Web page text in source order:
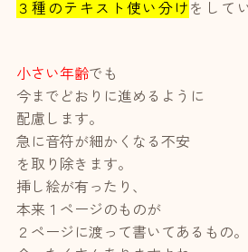
３種のテキスト使い分けをして
小さい年齢でも
今までどおりに進めるように
配慮します。
急に音符が細かくなる不安
を取り除きます。
挿し絵が有ったり、
本来１ページのものが
２ページに渡って書いてあるもの。